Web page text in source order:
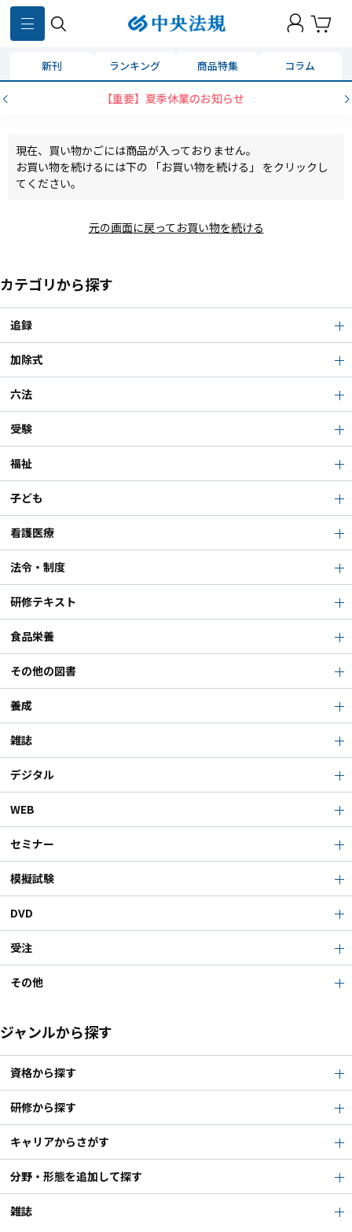
新刊 ランキング 商品特集 コラム
【重要】夏季休業のお知らせ
現在、買い物かごには商品が入っておりません。
お買い物を続けるには下の 「お買い物を続ける」 をクリックし
てください。
元の画面に戻ってお買い物を続ける
カテゴリから探す
追録
加除式
六法
受験
福祉
子ども
看護医療
法令・制度
研修テキスト
食品栄養
その他の図書
養成
雑誌
デジタル
WEB
セミナー
模擬試験
DVD
受注
その他
ジャンルから探す
資格から探す
研修から探す
キャリアからさがす
分野・形態を追加して探す
雑誌